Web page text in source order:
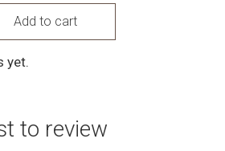
Add to cart
yet.
to review